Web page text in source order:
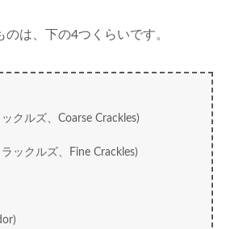
は、下の4つくらいです。
クルズ、Coarse Crackles)
ックルズ、Fine Crackles)